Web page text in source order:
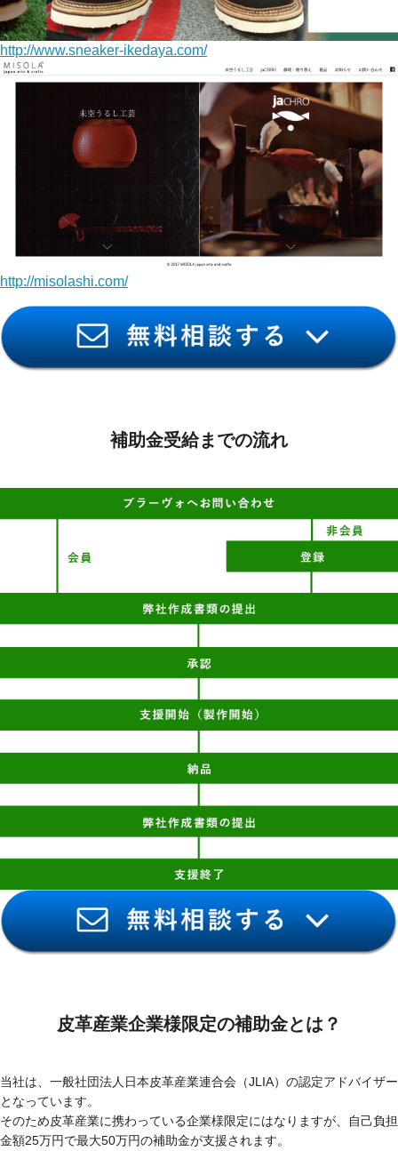
http://www.sneaker-ikedaya.com/
http://misolashi.com/
補助金受給までの流れ
皮革産業企業様限定の補助金とは？
当社は、一般社団法人日本皮革産業連合会（JLIA）の認定アドバイザー
となっています。
そのため皮革産業に携わっている企業様限定にはなりますが、自己負担
金額25万円で最大50万円の補助金が支援されます。